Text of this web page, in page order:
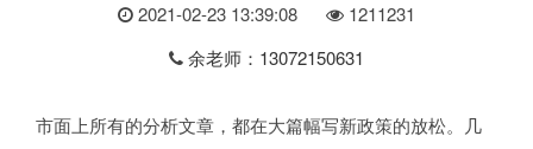
2021-02-23 13:39:08 1211231
余老师：13072150631
市面上所有的分析文章，都在大篇幅写新政策的放松。几